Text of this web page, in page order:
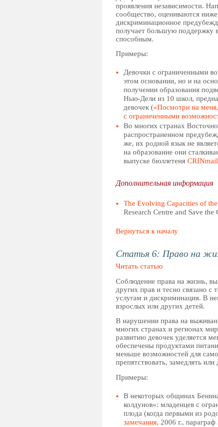
проявления независимости.
сообщество, оцениваются
дискриминационное
получает большую поддержку
способным.
Примеры:
Девочки с ограниченными
этом основании, но и на
получении образования
Нью-Дели из 10 школ,
девочек («Посмотри на
с ограниченными
Во многих странах
распространенном
же, их родной язык не
на образование они
выпуске бюллетеня
Дополнительная информация
The Evolving Capacities of
Research Centre and Save
Вернуться к началу
Статья 6: Право на
Читать статью
Соблюдение права на жизнь,
других прав и тесно связано с
услугам и дискриминация. В
взрослых или других детей.
В нарушении права на
многих странах и регионах
развитию девочек уделяется
обеспечены продуктами
меньше возможностей для
препятствовать, замедлять
Примеры:
В некоторых общинах
колдунов»: младенцев с
плода (когда первыми из
замечания, 2006 г., параграф